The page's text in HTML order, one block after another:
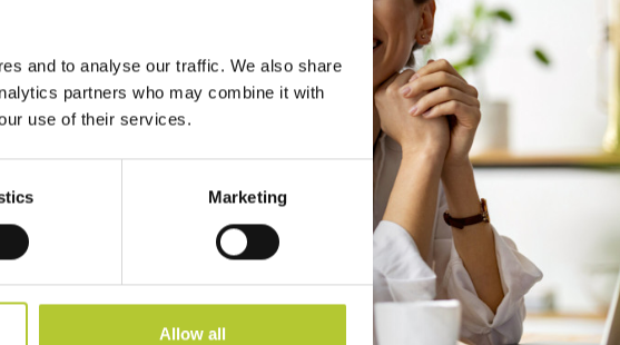
and to analyse our traffic. We also share
partners who may combine it with
use of their services.
Marketing
Allow all